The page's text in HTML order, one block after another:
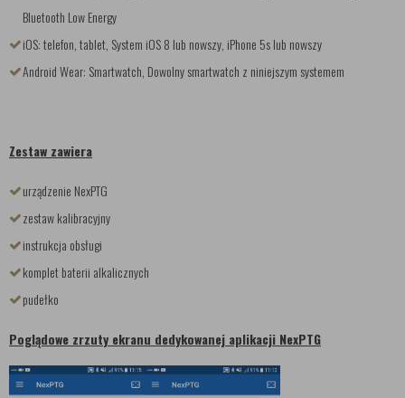
Bluetooth Low Energy
iOS: telefon, tablet, System iOS 8 lub nowszy, iPhone 5s lub nowszy
Android Wear: Smartwatch, Dowolny smartwatch z niniejszym systemem
Zestaw zawiera
urządzenie NexPTG
zestaw kalibracyjny
instrukcja obsługi
komplet baterii alkalicznych
pudełko
Poglądowe zrzuty ekranu dedykowanej aplikacji NexPTG